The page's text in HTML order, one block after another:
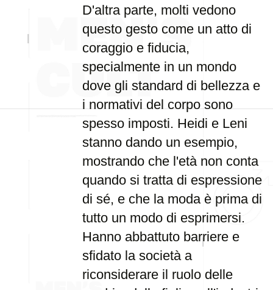
D'altra parte, molti vedono
questo gesto come un atto di
coraggio e fiducia,
specialmente in un mondo
dove gli standard di bellezza e
i normativi del corpo sono
spesso imposti. Heidi e Leni
stanno dando un esempio,
mostrando che l'età non conta
quando si tratta di espressione
di sé, e che la moda è prima di
tutto un modo di esprimersi.
Hanno abbattuto barriere e
sfidato la società a
riconsiderare il ruolo delle